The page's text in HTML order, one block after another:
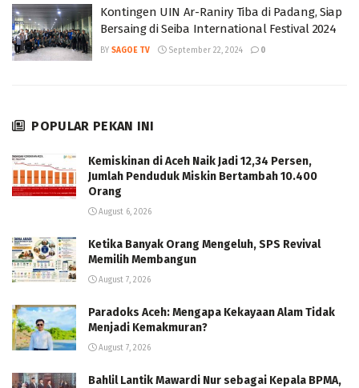
Kontingen UIN Ar-Raniry Tiba di Padang, Siap
Bersaing di Seiba International Festival 2024
BY SAGOE TV September 22, 2024 0
POPULAR PEKAN INI
Kemiskinan di Aceh Naik Jadi 12,34 Persen,
Jumlah Penduduk Miskin Bertambah 10.400
Orang
August 6, 2026
Ketika Banyak Orang Mengeluh, SPS Revival
Memilih Membangun
August 7, 2026
Paradoks Aceh: Mengapa Kekayaan Alam Tidak
Menjadi Kemakmuran?
August 7, 2026
Bahlil Lantik Mawardi Nur sebagai Kepala BPMA,